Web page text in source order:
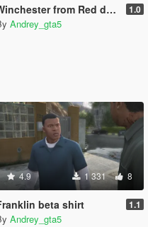
from Red dead redemption 1.0
Andrey_gta5
4.9 1 331 8
beta shirt 1.1
Andrey_gta5